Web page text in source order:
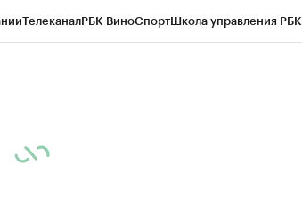
ТелеканалРБК ВиноСпортШкола управления РБК